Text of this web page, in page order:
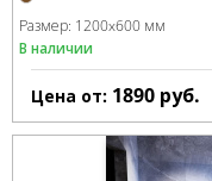
Размер: 1200x600 мм
В наличии
Цена от: 1890 руб.